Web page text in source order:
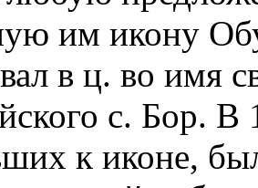
им икону
в ц. во имя
с. Бор. В
к иконе,